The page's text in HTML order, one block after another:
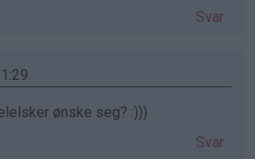
Svar
ønske seg? :)))
Svar